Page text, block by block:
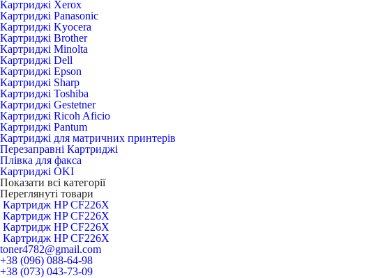
Картриджі Xerox
Картриджі Panasonic
Картриджі Kyocera
Картриджі Brother
Картриджі Minolta
Картриджі Dell
Картриджі Epson
Картриджі Sharp
Картриджі Toshiba
Картриджі Gestetner
Картриджі Ricoh Aficio
Картриджі Pantum
Картриджі для матричних принтерів
Перезаправні Картриджі
Плівка для факса
Картриджі OKI
Показати всі категорії
Переглянуті товари
Картридж HP CF226X
Картридж HP CF226X
Картридж HP CF226X
Картридж HP CF226X
toner4782@gmail.com
+38 (096) 088-64-98
+38 (073) 043-73-09